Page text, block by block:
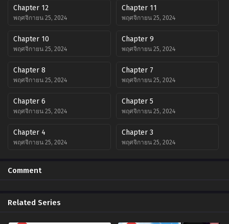
Chapter 12
พฤศจิกายน 25, 2024
Chapter 11
พฤศจิกายน 25, 2024
Chapter 10
พฤศจิกายน 25, 2024
Chapter 9
พฤศจิกายน 25, 2024
Chapter 8
พฤศจิกายน 25, 2024
Chapter 7
พฤศจิกายน 25, 2024
Chapter 6
พฤศจิกายน 25, 2024
Chapter 5
พฤศจิกายน 25, 2024
Chapter 4
พฤศจิกายน 25, 2024
Chapter 3
พฤศจิกายน 25, 2024
พฤศจิกายน 25, 2024
Comment
Related Series